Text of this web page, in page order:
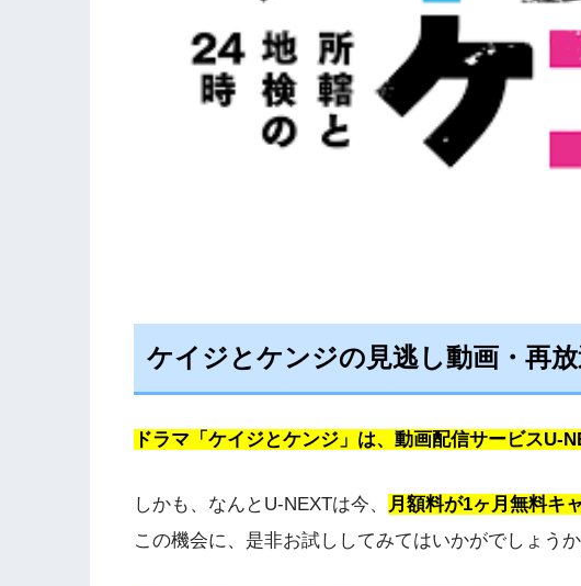
ケイジとケンジの見逃し動画・再
ドラマ「ケイジとケンジ」は、動画配信サービスU-
しかも、なんとU-NEXTは今、 月額料が1ヶ月無料キ
この機会に、是非お試ししてみてはいかがでしょう